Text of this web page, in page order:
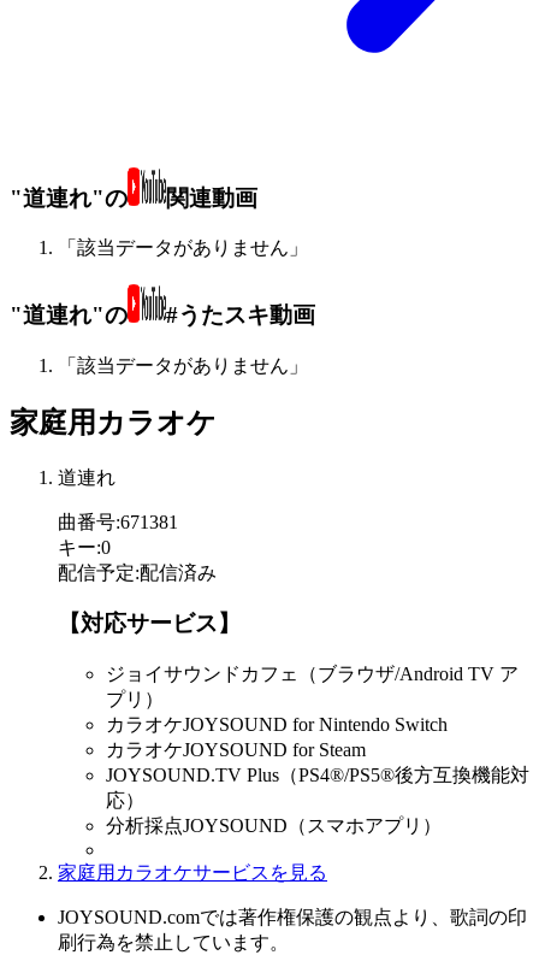
"道連れ"の 関連動画
「該当データがありません」
"道連れ"の #うたスキ動画
「該当データがありません」
家庭用カラオケ
道連れ
曲番号:671381
キー:0
配信予定:配信済み
【対応サービス】
ジョイサウンドカフェ（ブラウザ/Android TV ア
プリ）
カラオケJOYSOUND for Nintendo Switch
カラオケJOYSOUND for Steam
JOYSOUND.TV Plus（PS4®/PS5®後方互換機能対
応）
分析採点JOYSOUND（スマホアプリ）
家庭用カラオケサービスを見る
JOYSOUND.comでは著作権保護の観点より、歌詞の印
刷行為を禁止しています。